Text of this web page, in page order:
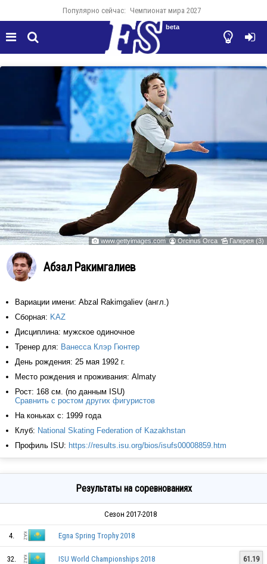
Популярно сейчас: Чемпионат мира 2027
  

beta
 www.gettyimages.com  Orcinus Orca  Галерея (3)
Абзал Ракимгалиев
Вариации имени: Abzal Rakimgaliev (англ.)
Сборная: KAZ
Дисциплина: мужское одиночное
Тренер для: Ванесса Клэр Гюнтер
День рождения: 25 мая 1992 г.
Место рождения и проживания: Almaty
Рост: 168 см. (по данным ISU)
Сравнить с ростом других фигуристов
На коньках с: 1999 года
Клуб: National Skating Federation of Kazakhstan
Профиль ISU: https://results.isu.org/bios/isufs00008859.htm
Результаты на соревнованиях
Сезон 2017-2018
4. Egna Spring Trophy 2018
32. ISU World Championships 2018 61.19